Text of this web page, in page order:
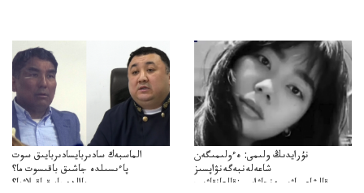
الماسبەك سادىربايسادىربايىق سوت
پاءىسىلدە جاشىق باقىسوت ما؟
پاالدەجابىقباقىلاۋما؟
نۇرايدىڭ ولىمى: ەءولىمىگەن
شاعەلەنبەگەنۋاپسىز
قالشاعىماۋىپمەنجاۋاپسىزقالعانقاۋىپ